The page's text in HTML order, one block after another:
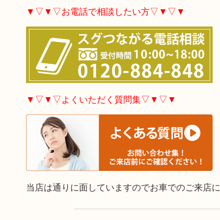
▼▽▼▽お電話で相談したい方▽▼▽▼
▼▽▼▽よくいただく質問集▽▼▽▼
当店は通りに面していますのでお車でのご来店